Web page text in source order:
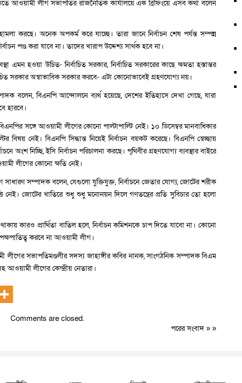
আওয়ামী লীগ সভাপতির রাজনৈতিক কার্যালয়ে এক ব্রিফিংয়ে এসব কথা বলেন
করছে। অনেক অপকর্ম করে যাচ্ছে। তারা জানে নির্বাচন শেষ পর্যন্ত সম্পন্ন
পণ্ড করা যাবে না। তাদের খারাপ উদ্দেশ্য সার্থক হবে না।
এমন হওয়া উচিত- নির্বাচিত সরকার, নির্বাচিত সরকারের কাছে ক্ষমতা হস্তান্তর
সরকার অস্বাভাবিক সরকার করবে- এটা কোনোভাবেই গ্রহণযোগ্য নয়।
বলেন, বিএনপি আন্দোলনে ব্যর্থ হয়েছে, দেশের ইতিহাসে দেখা গেছে, যারা
হারবে।
সঙ্গে আওয়ামী লীগের কোনো পাল্টাপাল্টি নেই। ১০ ডিসেম্বর মানবাধিকার
বিষয় নেই। বিএনপি সিদ্ধান্ত নিয়েই নির্বাচন বয়কট করেছে। বিএনপি স্বেচ্ছায়
অংশ নিচ্ছি, ইসি নির্বাচন পরিচালনা করছে। পৃথিবীর গ্রহণযোগ্য ব্যবস্থার বাইরে
লীগের কোনো ক্ষতি নেই।
সম্পাদক বলেন, যেগুলো যুক্তিযুক্ত, নির্বাচনে জেতার যোগ্য, জোটের শরীক
জোটের খাতিরে শুধু শুধু মনোনয়ন দিলে গণতন্ত্রের প্রতি সুবিচার তো হলো
কারও প্রার্থিতা বাতিল হলে, নির্বাচন কমিশনকে চাপ দিতে যাবো না। কোনো
করবে না আওয়ামী লীগ।
সভাপতিমণ্ডলীর সদস্য জাহাঙ্গীর কবির নানক, সাংগঠনিক সম্পাদক বিএম
লীগের কেন্দ্রীয় নেতারা।
Comments are closed.
পরের সংবাদ » »